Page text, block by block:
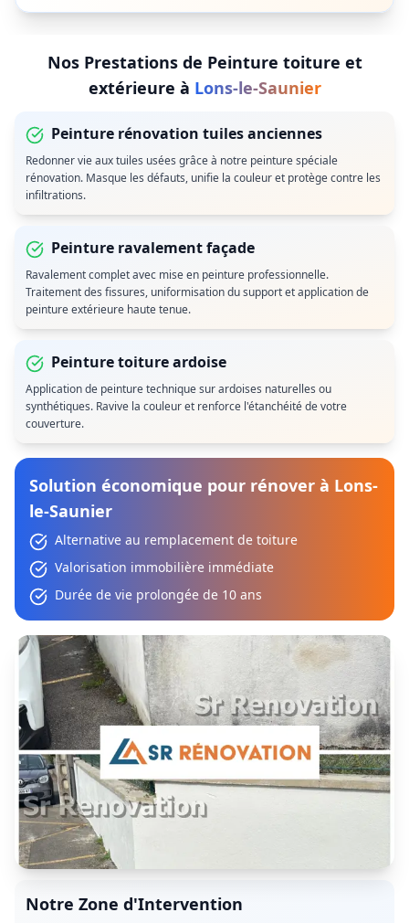
Nos Prestations de Peinture toiture et
extérieure à Lons-le-Saunier
Peinture rénovation tuiles anciennes
Redonner vie aux tuiles usées grâce à notre peinture spéciale
rénovation. Masque les défauts, unifie la couleur et protège contre les
infiltrations.
Peinture ravalement façade
Ravalement complet avec mise en peinture professionnelle.
Traitement des fissures, uniformisation du support et application de
peinture extérieure haute tenue.
Peinture toiture ardoise
Application de peinture technique sur ardoises naturelles ou
synthétiques. Ravive la couleur et renforce l'étanchéité de votre
couverture.
Solution économique pour rénover à Lons-
le-Saunier
Alternative au remplacement de toiture
Valorisation immobilière immédiate
Durée de vie prolongée de 10 ans
Notre Zone d'Intervention